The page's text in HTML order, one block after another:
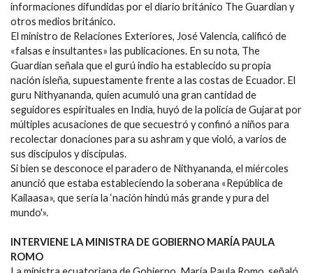
informaciones difundidas por el diario británico The Guardian y
otros medios británico.
El ministro de Relaciones Exteriores, José Valencia, calificó de
«falsas e insultantes» las publicaciones. En su nota, The
Guardian señala que el gurú indio ha establecido su propia
nación isleña, supuestamente frente a las costas de Ecuador. El
guru Nithyananda, quien acumuló una gran cantidad de
seguidores espirituales en India, huyó de la policía de Gujarat por
múltiples acusaciones de que secuestró y confinó a niños para
recolectar donaciones para su ashram y que violó, a varios de
sus discípulos y discipulas.
Si bien se desconoce el paradero de Nithyananda, el miércoles
anunció que estaba estableciendo la soberana «República de
Kailaasa», que sería la ‘nación hindú más grande y pura del
mundo'».
INTERVIENE LA MINISTRA DE GOBIERNO MARÍA PAULA
ROMO